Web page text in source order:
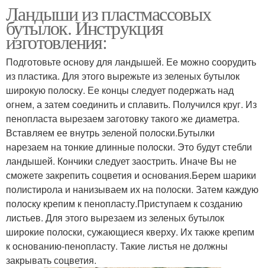
Ландыши из пластмассовых
бутылок. Инструкция
изготовления:
Подготовьте основу для ландышей. Ее можно соорудить
из пластика. Для этого вырежьте из зеленых бутылок
широкую полоску. Ее концы следует подержать над
огнем, а затем соединить и сплавить. Получился круг. Из
пенопласта вырезаем заготовку такого же диаметра.
Вставляем ее внутрь зеленой полоски.Бутылки
нарезаем на тонкие длинные полоски. Это будут стебли
ландышей. Кончики следует заострить. Иначе Вы не
сможете закрепить соцветия и основания.Берем шарики
полистирола и нанизываем их на полоски. Затем каждую
полоску крепим к пенопласту.Приступаем к созданию
листьев. Для этого вырезаем из зеленых бутылок
широкие полоски, сужающиеся кверху. Их также крепим
к основанию-пенопласту. Такие листья не должны
закрывать соцветия.